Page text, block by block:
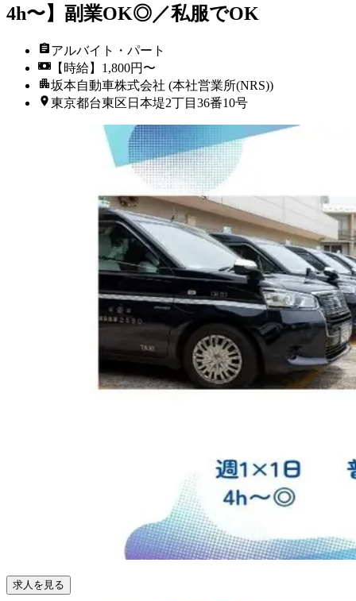
4h〜】副業OK◎／私服でOK
アルバイト・パート
【時給】1,800円〜
坂本自動車株式会社 (本社営業所(NRS))
東京都台東区日本堤2丁目36番10号
求人を見る